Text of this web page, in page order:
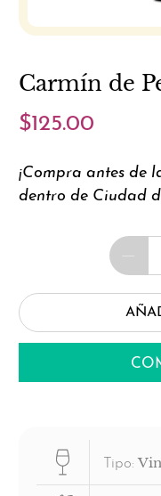
Carmín de
$125.00
¡Compra antes de
dentro de Ciudad
Tipo: